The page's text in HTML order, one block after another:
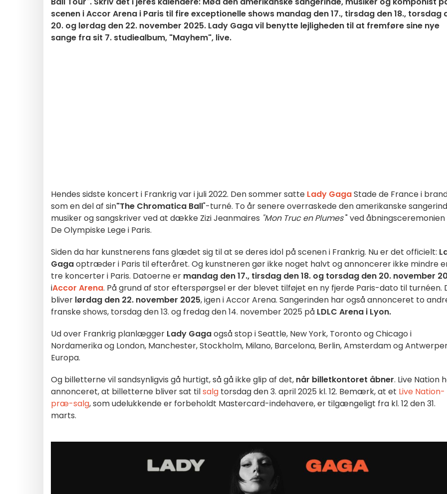
scenen i Accor Arena i Paris til fire exceptionelle shows mandag den 17., tirsdag den 18., torsdag
20. og lørdag den 22. november 2025. Lady Gaga vil benytte lejligheden til at fremføre sine nye
sange fra sit 7. studiealbum, "Mayhem", live.
Hendes sidste koncert i Frankrig var i juli 2022. Den sommer satte Lady GagaStade de France i
som en del af sin"The Chromatica Ball"-turné. To år senere overraskede den amerikanske
musiker og sangskriver ved at dække Zizi Jeanmaires "Mon Truc en Plumes" ved
De Olympiske Lege i Paris.
Siden da har kunstnerens fans glædet sig til at se deres idol på scenen i Frankrig. Nu er det officielt:
Gagaoptræder i Paris til efteråret. Og kunstneren gør ikke noget halvt og annoncerer ikke mindre
tre koncerter i Paris. Datoerne er mandag den 17., tirsdag den 18. og torsdag den 20. november
iAccor Arena. På grund af stor efterspørgsel er der blevet tilføjet en ny fjerde Paris-dato til turnéen.
bliver lørdag den 22. november 2025, igen i Accor Arena. Sangerinden har også annonceret to
franske shows, torsdag den 13. og fredag den 14. november 2025 på LDLC Arena i Lyon.
Ud over Frankrig planlægger Lady Gagaogså stop i Seattle, New York, Toronto og Chicago i
Nordamerika og London, Manchester, Stockholm, Milano, Barcelona, Berlin, Amsterdam og
Europa.
Og billetterne vil sandsynligvis gå hurtigt, så gå ikke glip af det, når billetkontoret åbner. Live Nation
annonceret, at billetterne bliver sat tilsalg torsdag den 3. april 2025 kl. 12. Bemærk, at et Live Nation-
præ-salg, som udelukkende er forbeholdt Mastercard-indehavere, er tilgængeligt fra kl. 12 den 31.
marts.